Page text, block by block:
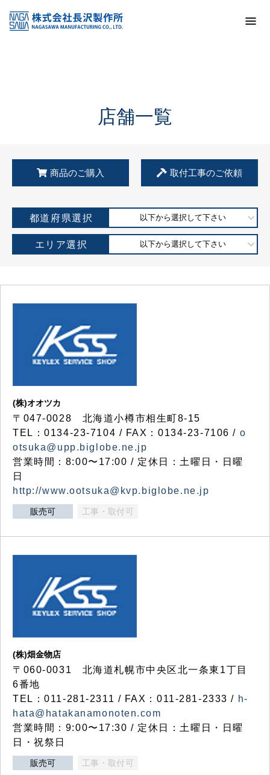
KSS加盟店・取扱店情報
店舗一覧
店舗一覧
商品のご購入 取付工事のご依頼
都道府県選択 以下から選択して下さい
エリア選択 以下から選択して下さい
(株)オオツカ
〒047-0028 北海道小樽市相生町8-15
TEL：0134-23-7104 / FAX：0134-23-7106 / o
otsuka@upp.biglobe.ne.jp
営業時間：8:00〜17:00 / 定休日：土曜日・日曜
日
http://www.ootsuka@kvp.biglobe.ne.jp
販売可 工事・取付可
(株)畑金物店
〒060-0031 北海道札幌市中央区北一条東1丁目
6番地
TEL：011-281-2311 / FAX：011-281-2333 / h-
hata@hatakanamonoten.com
営業時間：9:00〜17:30 / 定休日：土曜日・日曜
日・祝祭日
販売可 工事・取付可